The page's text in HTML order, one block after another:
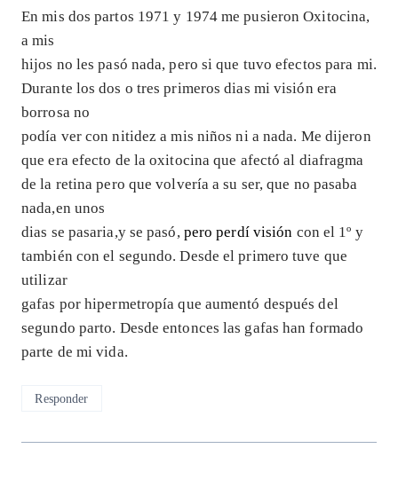
En mis dos partos 1971 y 1974 me pusieron Oxitocina,
a mis
hijos no les pasó nada, pero si que tuvo efectos para mi.
Durante los dos o tres primeros dias mi visión era
borrosa no
podía ver con nitidez a mis niños ni a nada. Me dijeron
que era efecto de la oxitocina que afectó al diafragma
de la retina pero que volvería a su ser, que no pasaba
nada,en unos
dias se pasaria,y se pasó, pero perdí visión con el 1º y
también con el segundo. Desde el primero tuve que
utilizar
gafas por hipermetropía que aumentó después del
segundo parto. Desde entonces las gafas han formado
parte de mi vida.
Responder